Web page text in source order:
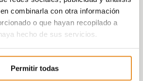
combinarla con otra información
o que hayan recopilado a
hecho de sus servicios.
Permitir todas
MT22, y en una ubicación
pocos metros de uno de los
la Ciudad de las
encontramosCélere
.